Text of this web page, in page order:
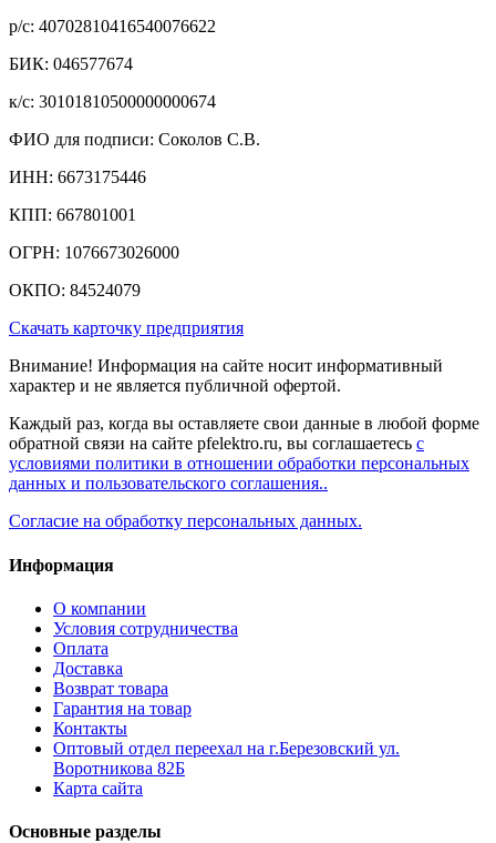
р/c: 40702810416540076622
БИК: 046577674
к/c: 30101810500000000674
ФИО для подписи: Соколов С.В.
ИНН: 6673175446
КПП: 667801001
ОГРН: 1076673026000
ОКПО: 84524079
Скачать карточку предприятия
Внимание! Информация на сайте носит информативный
характер и не является публичной офертой.
Каждый раз, когда вы оставляете свои данные в любой форме
обратной связи на сайте pfelektro.ru, вы соглашаетесь с
условиями политики в отношении обработки персональных
данных и пользовательского соглашения..
Согласие на обработку персональных данных.
Информация
О компании
Условия сотрудничества
Оплата
Доставка
Возврат товара
Гарантия на товар
Контакты
Оптовый отдел переехал на г.Березовский ул.
Воротникова 82Б
Карта сайта
Основные разделы